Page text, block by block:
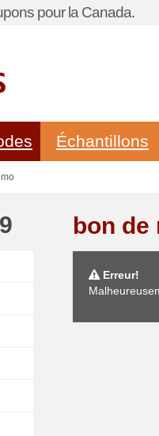
pour la Canada.
Échantillons
bon de
Erreur!